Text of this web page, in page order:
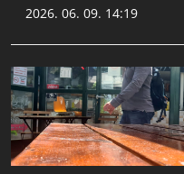
2026. 06. 09. 14:19